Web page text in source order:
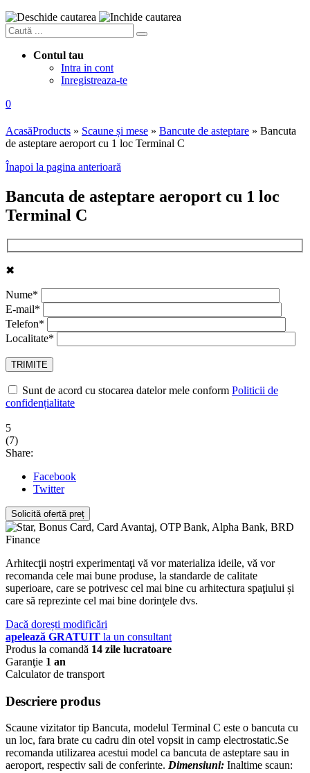
Contul tau
Intra in cont
Inregistreaza-te
0
AcasăProducts » Scaune și mese » Bancute de asteptare » Bancuta
de asteptare aeroport cu 1 loc Terminal C
Înapoi la pagina anterioară
Bancuta de asteptare aeroport cu 1 loc
Terminal C
✖
Nume*
E-mail*
Telefon*
Localitate*
Sunt de acord cu stocarea datelor mele conform Politicii de
confidențialitate
5
(7)
Share:
Facebook
Twitter
Solicită ofertă preț
Arhitecţii noștri experimentaţi vă vor materializa ideile, vă vor
recomanda cele mai bune produse, la standarde de calitate
superioare, care se potrivesc cel mai bine cu arhitectura spaţiului și
care să reprezinte cel mai bine dorinţele dvs.
Dacă dorești modificări
apelează GRATUIT la un consultant
Produs la comandă 14 zile lucratoare
Garanţie 1 an
Calculator de transport
Descriere produs
Scaune vizitator tip Bancuta, modelul Terminal C este o bancuta cu
un loc, fara brate cu cadru din otel vopsit in camp electrostatic.Se
recomanda utilizarea acestui model ca bancuta de asteptare sau in
aeroport, respectiv sali de conferinte. Dimensiuni: Inaltime scaun: